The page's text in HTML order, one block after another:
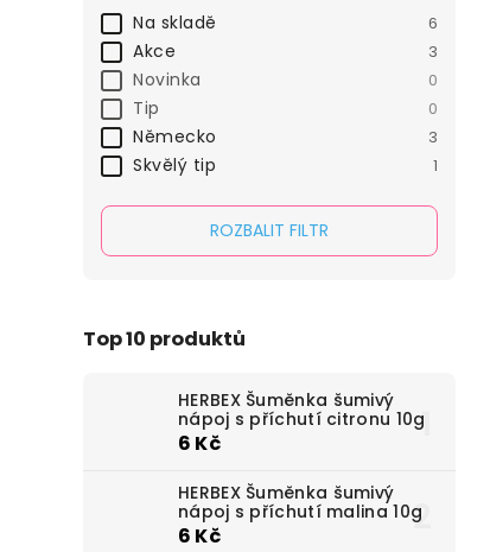
Na skladě 6
Akce 3
Novinka 0
Tip 0
Německo 3
Skvělý tip 1
ROZBALIT FILTR
Top 10 produktů
HERBEX Šuměnka šumivý
nápoj s příchutí citronu 10g
6 Kč
HERBEX Šuměnka šumivý
nápoj s příchutí malina 10g
6 Kč